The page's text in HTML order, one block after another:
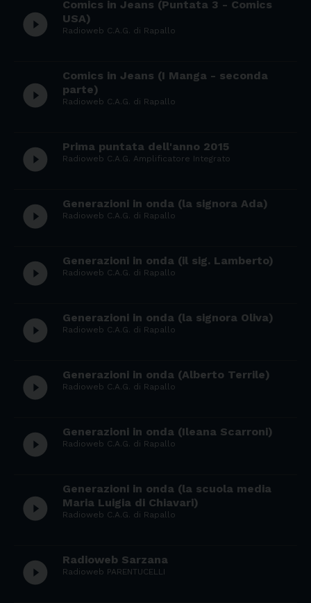
play_circle_filled
Comics in Jeans (Puntata 3 - Comics
USA)
Radioweb C.A.G. di Rapallo
play_circle_filled
Comics in Jeans (I Manga - seconda
parte)
Radioweb C.A.G. di Rapallo
play_circle_filled Prima puntata dell'anno 2015
Radioweb C.A.G. Amplificatore Integrato
play_circle_filled Generazioni in onda (la signora Ada)
Radioweb C.A.G. di Rapallo
play_circle_filled Generazioni in onda (il sig. Lamberto)
Radioweb C.A.G. di Rapallo
play_circle_filled Generazioni in onda (la signora Oliva)
Radioweb C.A.G. di Rapallo
play_circle_filled Generazioni in onda (Alberto Terrile)
Radioweb C.A.G. di Rapallo
play_circle_filled Generazioni in onda (Ileana Scarroni)
Radioweb C.A.G. di Rapallo
play_circle_filled
Generazioni in onda (la scuola media
Maria Luigia di Chiavari)
Radioweb C.A.G. di Rapallo
play_circle_filled Radioweb Sarzana
Radioweb PARENTUCELLI